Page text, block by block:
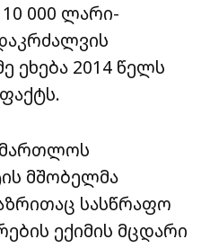
000 ლარი-
ეხება 2014 წელს
მშობელმა
სასწრაფო
ექიმის მცდარი